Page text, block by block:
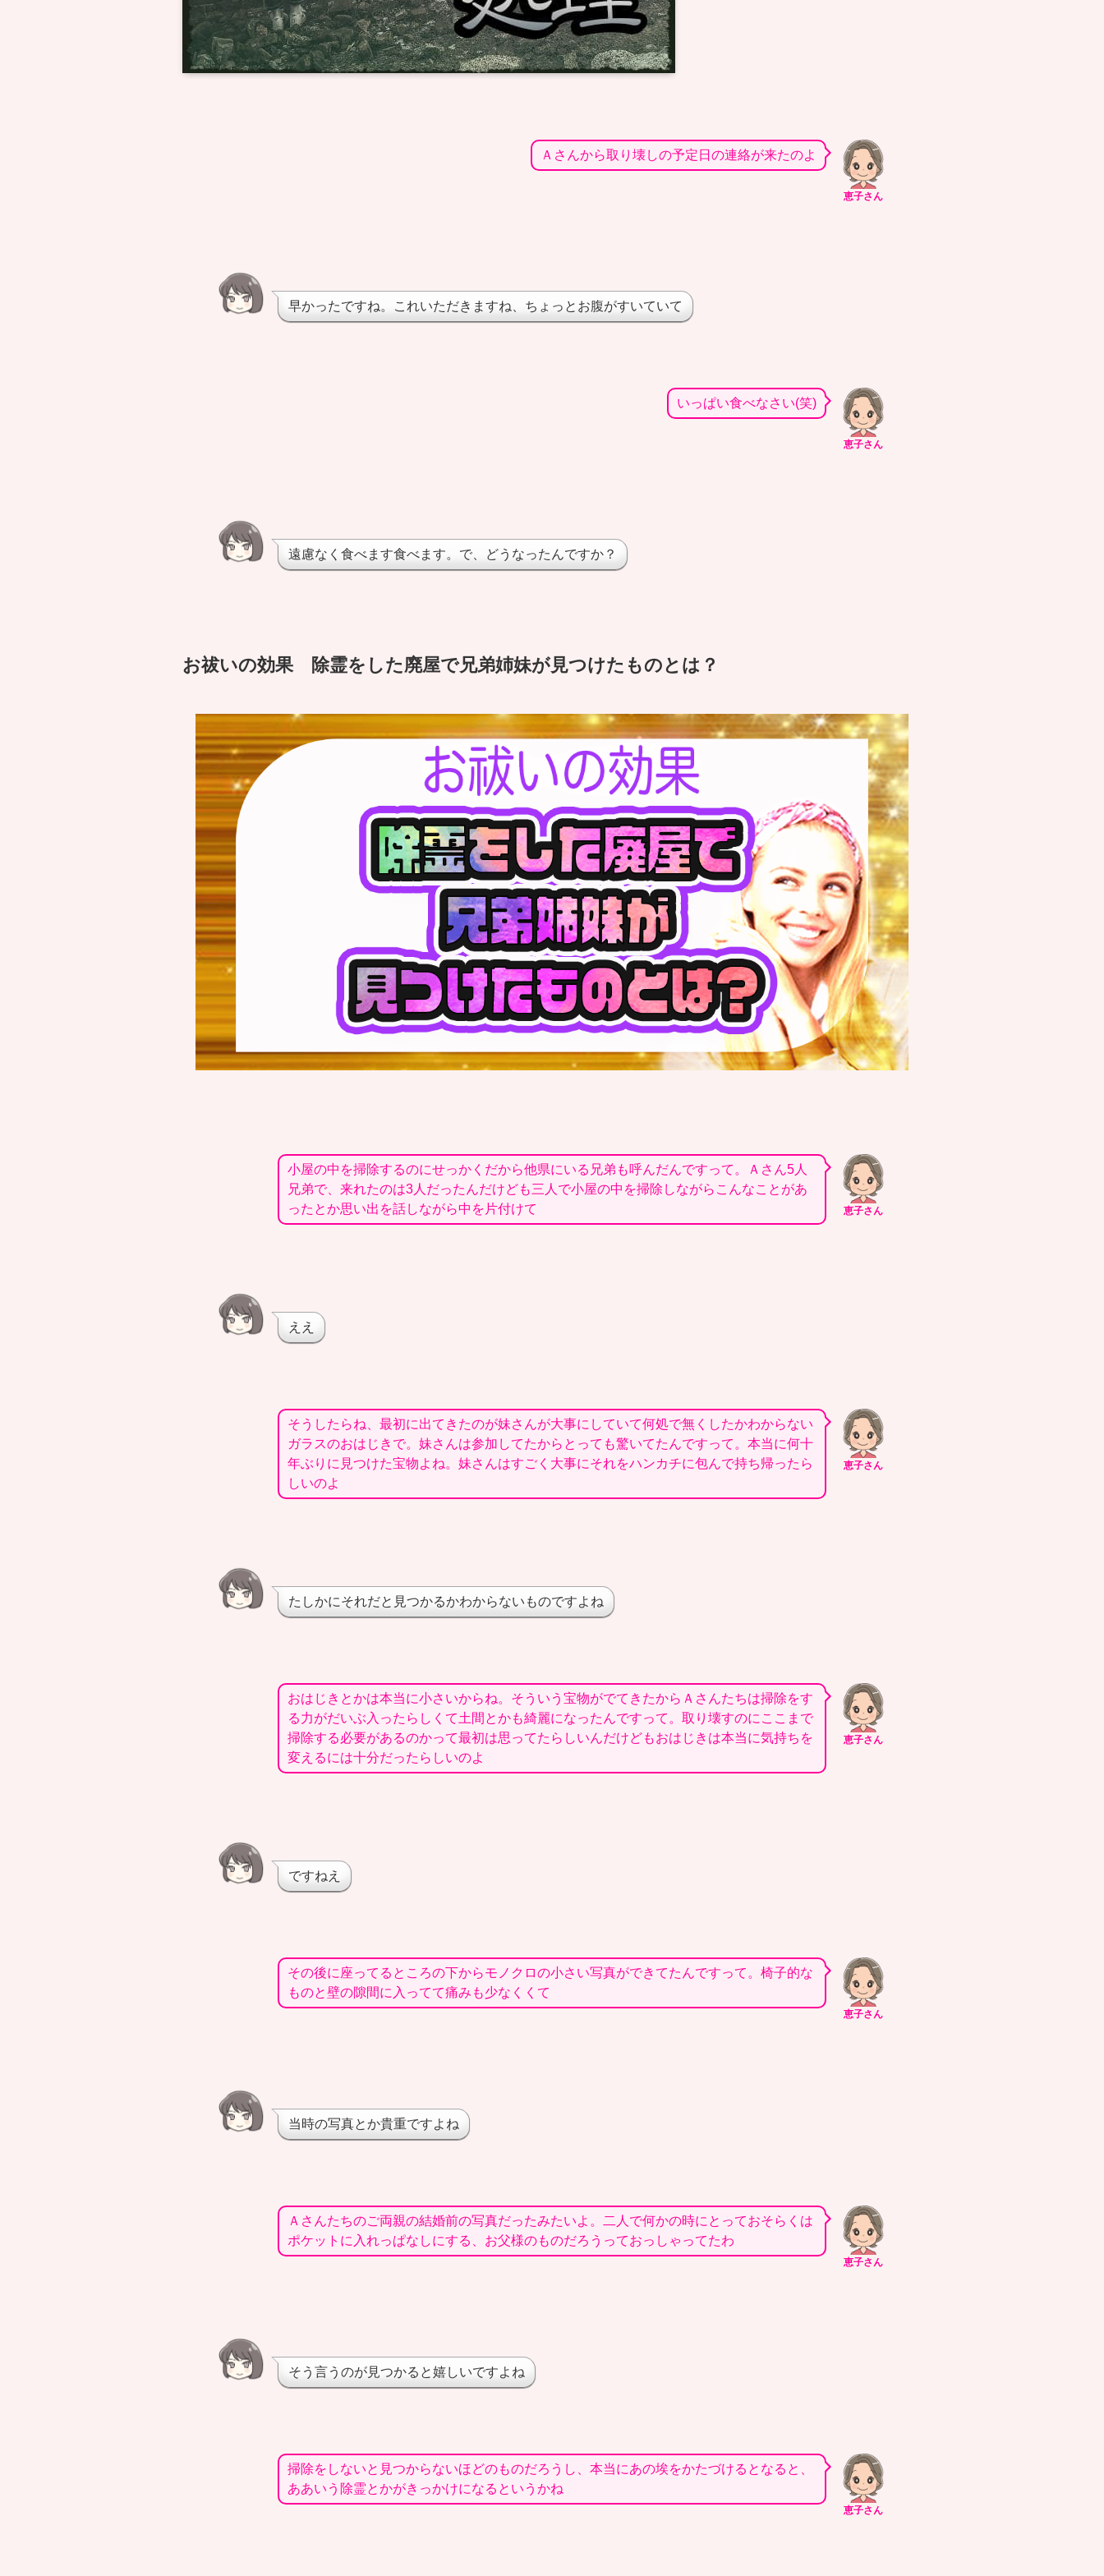
恵子さん
Ａさんから取り壊しの予定日の連絡が来たのよ
早かったですね。これいただきますね、ちょっとお腹がすいていて
恵子さん
いっぱい食べなさい(笑)
遠慮なく食べます食べます。で、どうなったんですか？
お祓いの効果 除霊をした廃屋で兄弟姉妹が見つけたものとは？
恵子さん
小屋の中を掃除するのにせっかくだから他県にいる兄弟も呼んだんですって。Ａさん5人
兄弟で、来れたのは3人だったんだけども三人で小屋の中を掃除しながらこんなことがあ
ったとか思い出を話しながら中を片付けて
ええ
恵子さん
そうしたらね、最初に出てきたのが妹さんが大事にしていて何処で無くしたかわからない
ガラスのおはじきで。妹さんは参加してたからとっても驚いてたんですって。本当に何十
年ぶりに見つけた宝物よね。妹さんはすごく大事にそれをハンカチに包んで持ち帰ったら
しいのよ
たしかにそれだと見つかるかわからないものですよね
恵子さん
おはじきとかは本当に小さいからね。そういう宝物がでてきたからＡさんたちは掃除をす
る力がだいぶ入ったらしくて土間とかも綺麗になったんですって。取り壊すのにここまで
掃除する必要があるのかって最初は思ってたらしいんだけどもおはじきは本当に気持ちを
変えるには十分だったらしいのよ
ですねえ
恵子さん
その後に座ってるところの下からモノクロの小さい写真ができてたんですって。椅子的な
ものと壁の隙間に入ってて痛みも少なくくて
当時の写真とか貴重ですよね
恵子さん
Ａさんたちのご両親の結婚前の写真だったみたいよ。二人で何かの時にとっておそらくは
ポケットに入れっぱなしにする、お父様のものだろうっておっしゃってたわ
そう言うのが見つかると嬉しいですよね
恵子さん
掃除をしないと見つからないほどのものだろうし、本当にあの埃をかたづけるとなると、
ああいう除霊とかがきっかけになるというかね